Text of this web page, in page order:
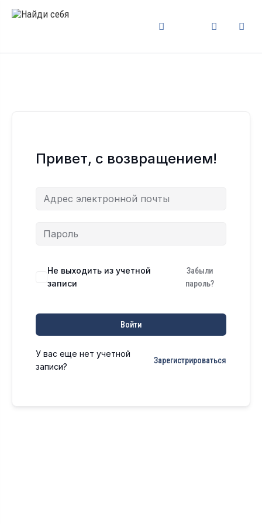
Привет, с возвращением!
Не выходить из учетной
записи
Забыли
пароль?
Войти
У вас еще нет учетной
записи?
Зарегистрироваться